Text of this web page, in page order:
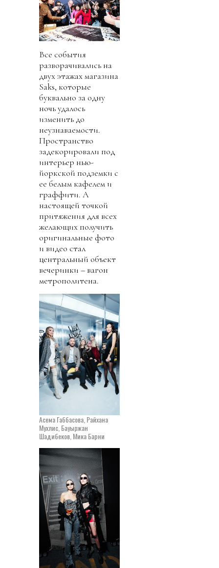
Все события
разворачивались на
двух этажах магазина
Saks, которые
буквально за одну
ночь удалось
изменить до
неузнаваемости.
Пространство
задекорировали под
интерьер нью-
йоркской подземки с
ее белым кафелем и
граффити. А
настоящей точкой
притяжения для всех
желающих получить
оригинальные фото
и видео стал
центральный объект
вечеринки – вагон
метрополитена.
Асема Габбасова, Райхана
Мухлис, Бауыржан
Шадибеков, Мика Барни